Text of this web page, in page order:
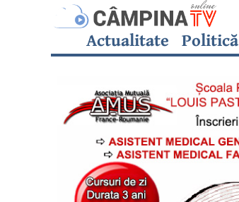
Actualitate Politică